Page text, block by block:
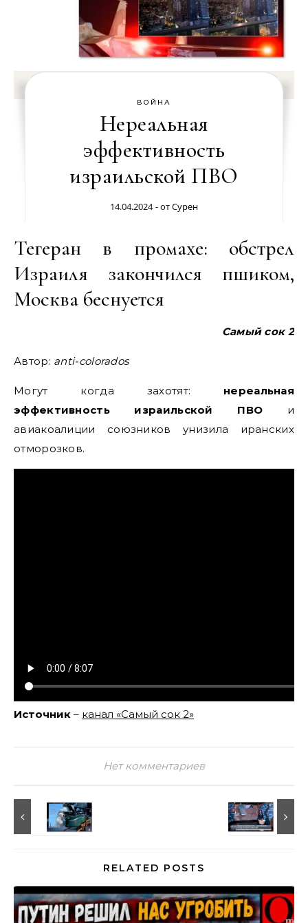
ВОЙНА
Нереальная
эффективность
израильской ПВО
14.04.2024 - отСурен
Тегеран в промахе: обстрел
Израиля закончился пшиком,
Москва беснуется
Самый сок 2
Автор: anti-colorados
Могут когда захотят: нереальная
эффективность израильской ПВО и
авиакоалиции союзников унизила иранских
отморозков.
Источник – канал «Самый сок 2»
Нет комментариев
RELATED POSTS